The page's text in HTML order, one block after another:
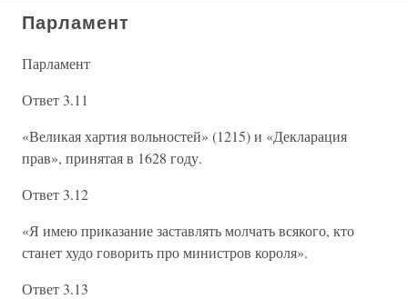
Парламент
Парламент
Ответ 3.11
«Великая хартия вольностей» (1215) и «Декларация
прав», принятая в 1628 году.
Ответ 3.12
«Я имею приказание заставлять молчать всякого, кто
станет худо говорить про министров короля».
Ответ 3.13